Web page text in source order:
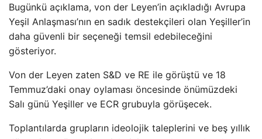
Bugünkü açıklama, von der Leyen’in açıkladığı Avrupa
Yeşil Anlaşması’nın en sadık destekçileri olan Yeşiller’in
daha güvenli bir seçeneği temsil edebileceğini
gösteriyor.
Von der Leyen zaten S&D ve RE ile görüştü ve 18
Temmuz’daki onay oylaması öncesinde önümüzdeki
Salı günü Yeşiller ve ECR grubuyla görüşecek.
Toplantılarda grupların ideolojik taleplerini ve beş yıllık